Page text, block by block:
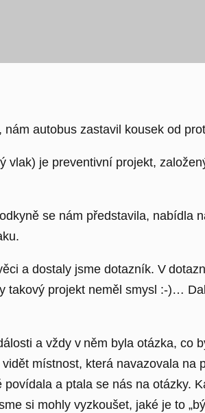
autobus zastavil kousek od
vlak) je preventivní projekt,
se nám představila, nabídla
a dostaly jsme dotazník. V
takový projekt neměl smysl :-)…
a vždy v něm byla otázka,
místnost, která navazovala
a ptala se nás na otázky.
si mohly vyzkoušet, jaké je to